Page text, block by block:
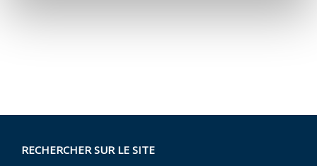
RECHERCHER SUR LE SITE